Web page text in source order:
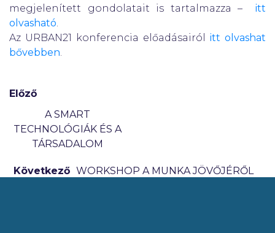
megjelenített gondolatait is tartalmazza – itt
olvasható.
Az URBAN21 konferencia előadásairól itt olvashat
bővebben.
Előző
A SMART
TECHNOLÓGIÁK ÉS A
TÁRSADALOM
Következő WORKSHOP A MUNKA JÖVŐJÉRŐL